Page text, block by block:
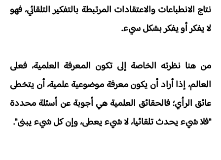
نتاج الانطباعات والاعتقادات المرتبطة بالتفكير التلقائي، فهو
لا يفكر أو يفكر بشكل سيء.
من هنا نظرته الخاصة إلى تكون المعرفة العلمية، فعلى
العالم، إذا أراد أن يكون معرفة موضوعية علمية، أن يتخطى
عائق الرأي؛ فالحقائق العلمية هي أجوبة عن أسئلة محددة
"فلا شيء يحدث تلقائيا، لا شيء يعطى، وإن كل شيء يبنى".